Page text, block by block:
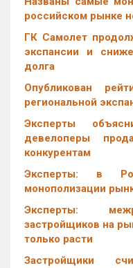
российском рынке
ГК Самолет
экспансии и
долга
Опубликован
региональной
Эксперты
девелоперы
конкурентам
Эксперты: в
монополизации
Эксперты:
застройщиков на
только расти
Застройщики